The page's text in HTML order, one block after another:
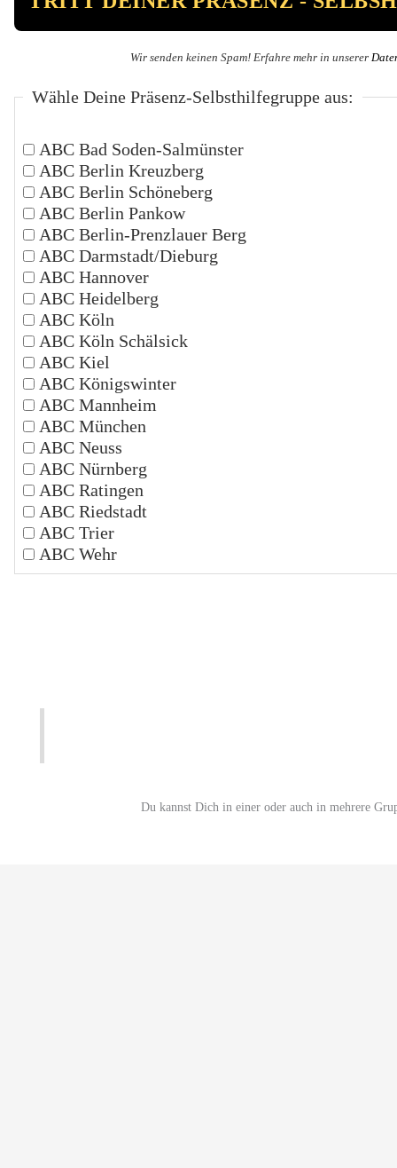
Wir senden keinen Spam! Erfahre mehr in unserer
Wähle Deine Präsenz-Selbsthilfegruppe aus:
ABC Bad Soden-Salmünster
ABC Berlin Kreuzberg
ABC Berlin Schöneberg
ABC Berlin Pankow
ABC Berlin-Prenzlauer Berg
ABC Darmstadt/Dieburg
ABC Hannover
ABC Heidelberg
ABC Köln
ABC Köln Schälsick
ABC Kiel
ABC Königswinter
ABC Mannheim
ABC München
ABC Neuss
ABC Nürnberg
ABC Ratingen
ABC Riedstadt
ABC Trier
ABC Wehr
Du kannst Dich in einer oder auch in mehrere